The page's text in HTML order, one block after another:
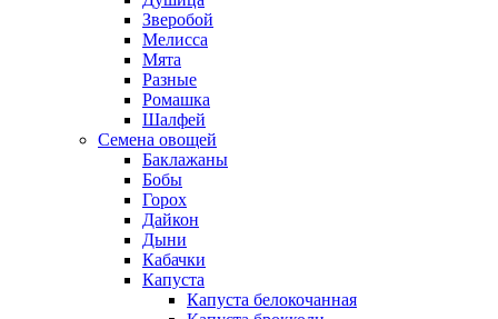
Зверобой
Мелисса
Мята
Разные
Ромашка
Шалфей
Семена овощей
Баклажаны
Бобы
Горох
Дайкон
Дыни
Кабачки
Капуста
Капуста белокочанная